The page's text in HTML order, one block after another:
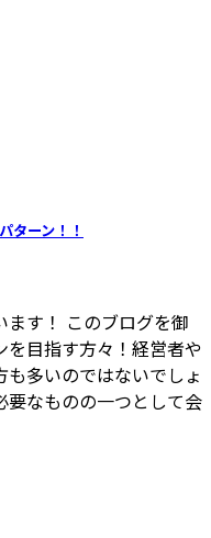
ターン！！
す！ このブログを御
目指す方々！経営者や
多いのではないでしょ
要なものの一つとして会